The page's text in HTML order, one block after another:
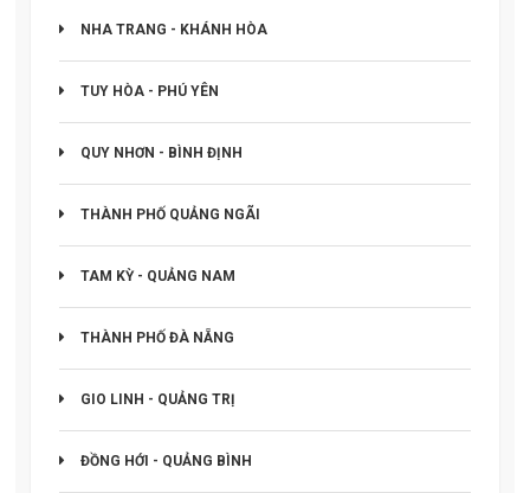
NHA TRANG - KHÁNH HÒA
TUY HÒA - PHÚ YÊN
QUY NHƠN - BÌNH ĐỊNH
THÀNH PHỐ QUẢNG NGÃI
TAM KỲ - QUẢNG NAM
THÀNH PHỐ ĐÀ NẴNG
GIO LINH - QUẢNG TRỊ
ĐỒNG HỚI - QUẢNG BÌNH